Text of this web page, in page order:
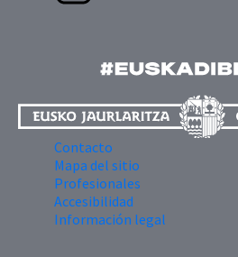
Contacto
Mapa del sitio
Profesionales
Accesibilidad
Información legal